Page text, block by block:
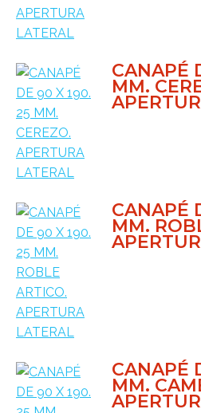
CANAPÉ
MM.
CANAPÉ
MM.
CANAPÉ
MM.